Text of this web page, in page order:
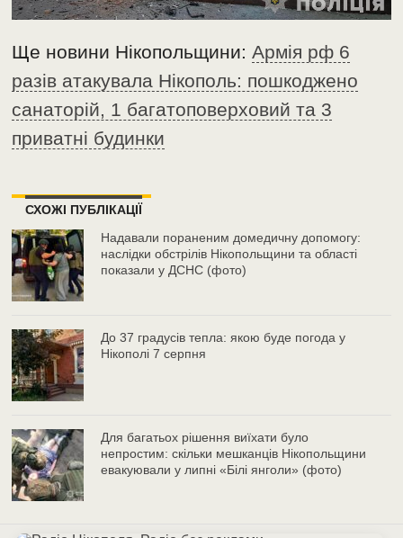
Ще новини Нікопольщини:Армія рф 6
разів атакувала Нікополь: пошкоджено
санаторій, 1 багатоповерховий та 3
приватні будинки
СХОЖІ ПУБЛІКАЦІЇ
Надавали пораненим домедичну допомогу:
наслідки обстрілів Нікопольщини та області
показали у ДСНС (фото)
До 37 градусів тепла: якою буде погода у
Нікополі 7 серпня
Для багатьох рішення виїхати було
непростим: скільки мешканців Нікопольщини
евакуювали у липні «Білі янголи» (фото)